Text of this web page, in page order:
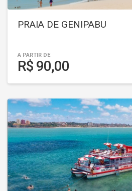
PRAIA DE GENIPABU
A PARTIR DE
R$ 90,00